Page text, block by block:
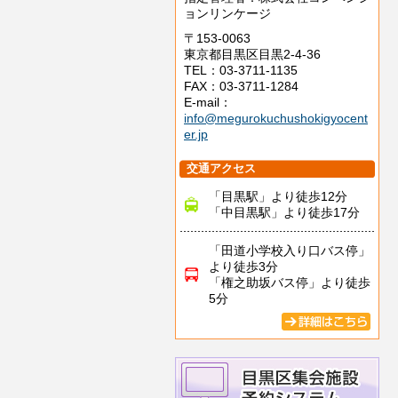
ョンリンケージ
〒153-0063
東京都目黒区目黒2-4-36
TEL：03-3711-1135
FAX：03-3711-1284
E-mail：
info@megurokuchushokigyocent
er.jp
交通アクセス
「目黒駅」より徒歩12分
「中目黒駅」より徒歩17分
「田道小学校入り口バス停」
より徒歩3分
「権之助坂バス停」より徒歩
5分